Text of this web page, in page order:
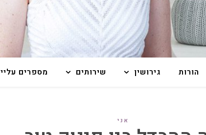
הורות גירושין שירותים מספרים עליי
אני